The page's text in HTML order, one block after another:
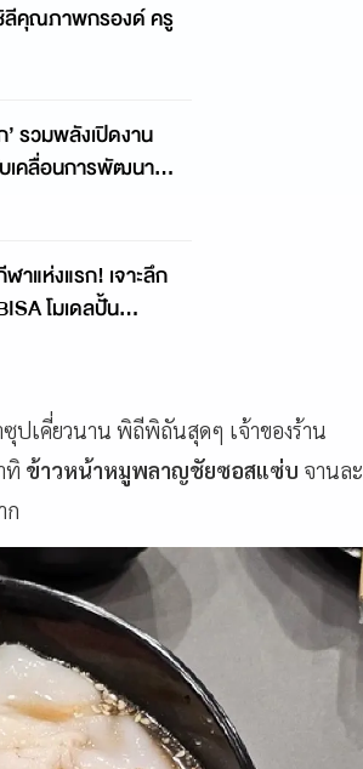
ลีคุณภาพกรองด์ ครู
’ รวมพลังเปิดงาน
เคลื่อนการพัฒนา
าแห่งแรก! เจาะลึก
โมเดลปั้น
ปเคี่ยวนาน พิถีพิถันสุดๆ เจ้าของร้าน
ทิ ข้าวหน้าหมูพลาญชัยซอสแซ่บ จานละ
ก